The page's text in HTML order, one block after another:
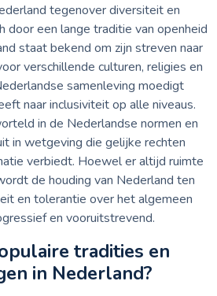
tegenover diversiteit en
door een lange traditie van openheid
staat bekend om zijn streven naar
verschillende culturen, religies en
samenleving moedigt
naar inclusiviteit op alle niveaus.
in de Nederlandse normen en
in wetgeving die gelijke rechten
verbiedt. Hoewel er altijd ruimte
de houding van Nederland ten
en tolerantie over het algemeen
en vooruitstrevend.
tradities en
in Nederland?